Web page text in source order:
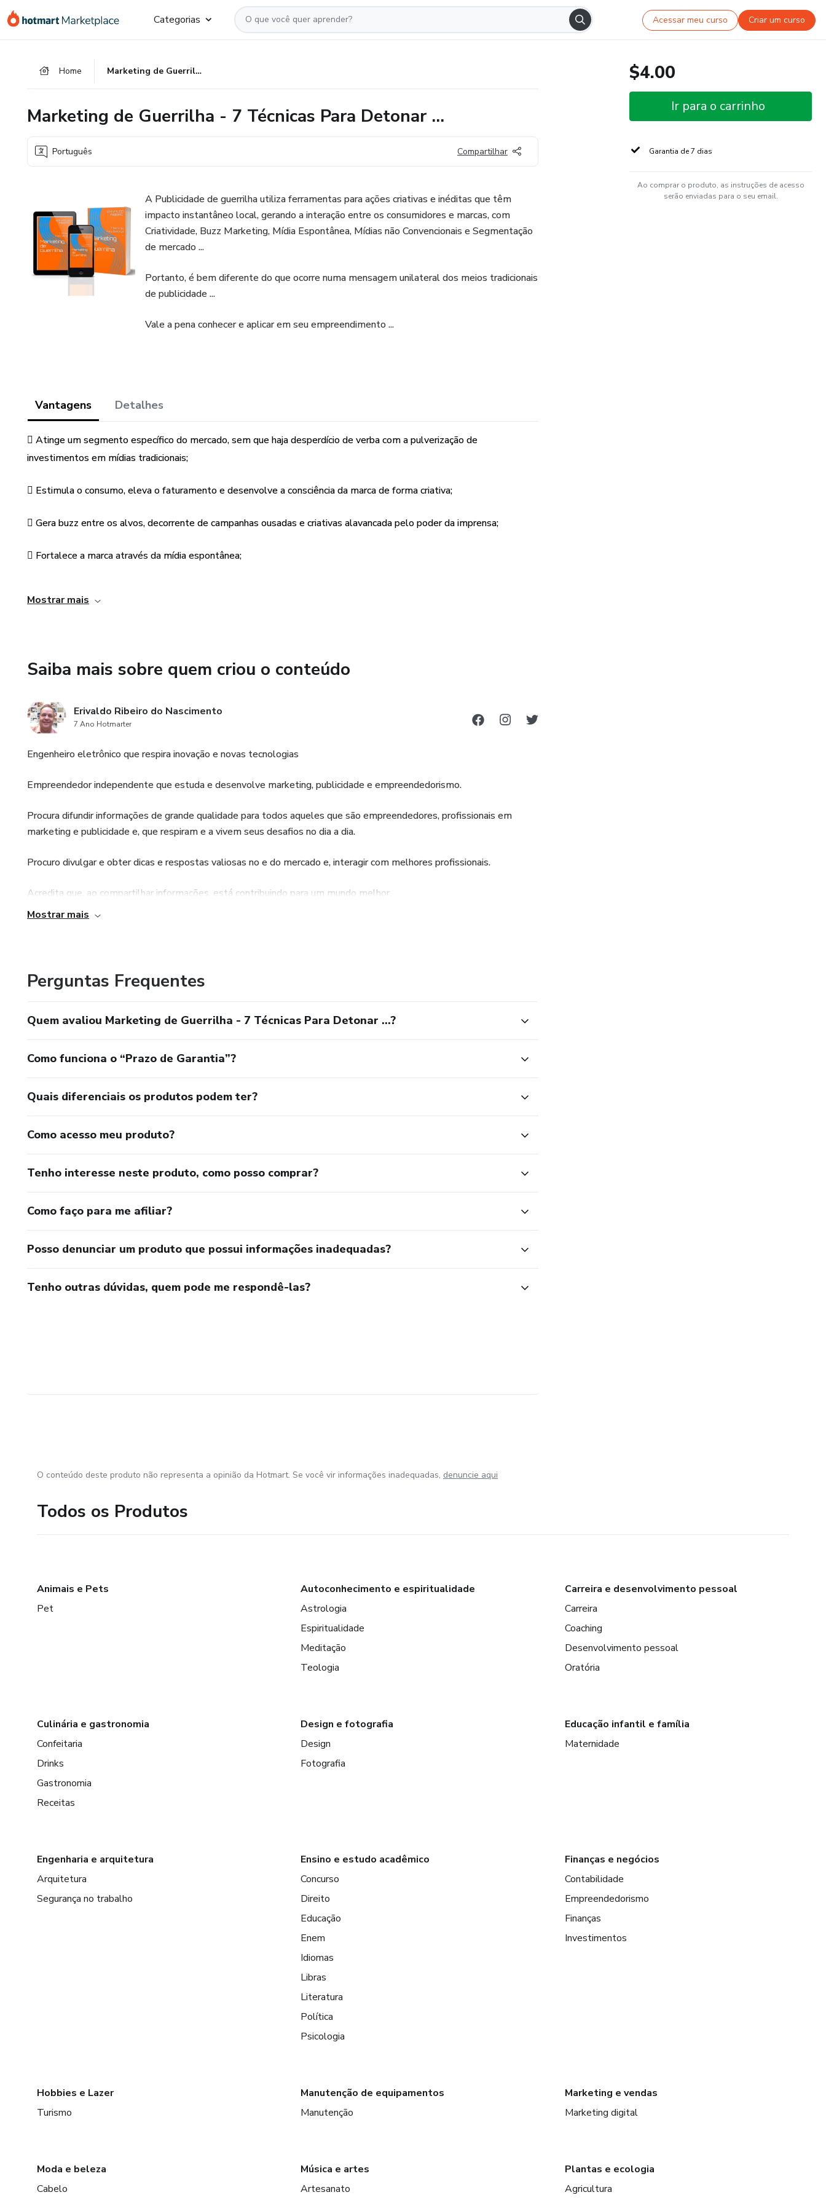
para
para
para
Categorias Acessar meu curso Criar um curso
Home Marketing de Guerrilha - 7 Técnicas Para Detonar ...
Marketing de Guerrilha - 7 Técnicas Para Detonar ...
Português Compartilhar
A Publicidade de guerrilha utiliza ferramentas para ações criativas e inéditas que têm
impacto instantâneo local, gerando a interação entre os consumidores e marcas, com
Criatividade, Buzz Marketing, Mídia Espontânea, Mídias não Convencionais e Segmentação
de mercado ...
Portanto, é bem diferente do que ocorre numa mensagem unilateral dos meios tradicionais
de publicidade ...
Vale a pena conhecer e aplicar em seu empreendimento ...
Vantagens Detalhes
 Atinge um segmento específico do mercado, sem que haja desperdício de verba com a pulverização de
investimentos em mídias tradicionais;
 Estimula o consumo, eleva o faturamento e desenvolve a consciência da marca de forma criativa;
 Gera buzz entre os alvos, decorrente de campanhas ousadas e criativas alavancada pelo poder da imprensa;
 Fortalece a marca através da mídia espontânea;
Mostrar mais
Saiba mais sobre quem criou o conteúdo
Erivaldo Ribeiro do Nascimento
7 Ano Hotmarter
Engenheiro eletrônico que respira inovação e novas tecnologias
Empreendedor independente que estuda e desenvolve marketing, publicidade e empreendedorismo.
Procura difundir informações de grande qualidade para todos aqueles que são empreendedores, profissionais em
marketing e publicidade e, que respiram e a vivem seus desafios no dia a dia.
Procuro divulgar e obter dicas e respostas valiosas no e do mercado e, interagir com melhores profissionais.
Acredita que, ao compartilhar informações, está contribuindo para um mundo melhor.
Fiquem com Deus
Mostrar mais
Perguntas Frequentes
Quem avaliou Marketing de Guerrilha - 7 Técnicas Para Detonar ...?
Como funciona o “Prazo de Garantia”?
Quais diferenciais os produtos podem ter?
Como acesso meu produto?
Tenho interesse neste produto, como posso comprar?
Como faço para me afiliar?
Posso denunciar um produto que possui informações inadequadas?
Tenho outras dúvidas, quem pode me respondê-las?
$4.00
Ir para o carrinho
Garantia de 7 dias
Ao comprar o produto, as instruções de acesso
serão enviadas para o seu email.
O conteúdo deste produto não representa a opinião da Hotmart. Se você vir informações inadequadas, denuncie aqui
Todos os Produtos
Animais e Pets
Pet
Autoconhecimento e espiritualidade
Astrologia
Espiritualidade
Meditação
Teologia
Carreira e desenvolvimento pessoal
Carreira
Coaching
Desenvolvimento pessoal
Oratória
Culinária e gastronomia
Confeitaria
Drinks
Gastronomia
Receitas
Design e fotografia
Design
Fotografia
Educação infantil e família
Maternidade
Engenharia e arquitetura
Arquitetura
Segurança no trabalho
Ensino e estudo acadêmico
Concurso
Direito
Educação
Enem
Idiomas
Libras
Literatura
Política
Psicologia
Finanças e negócios
Contabilidade
Empreendedorismo
Finanças
Investimentos
Hobbies e Lazer
Turismo
Manutenção de equipamentos
Manutenção
Marketing e vendas
Marketing digital
Moda e beleza
Cabelo
Música e artes
Artesanato
Plantas e ecologia
Agricultura